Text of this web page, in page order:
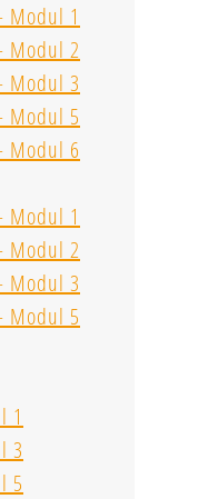
Modul 1
Modul 2
Modul 3
Modul 5
Modul 6
Modul 1
Modul 2
Modul 3
Modul 5
1
3
5